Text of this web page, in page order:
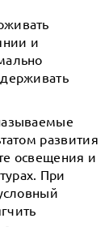
и
развития
освещения и
При